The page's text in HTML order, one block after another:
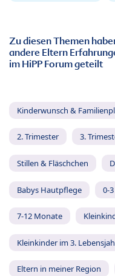
Zu diesen Themen
andere Eltern
im HiPP Forum geteilt
Kinderwunsch &
2. Trimester 3.
Stillen & Fläschchen
Babys Hautpflege 0-
7-12 Monate
Kleinkinder im 3.
Eltern in meiner Region